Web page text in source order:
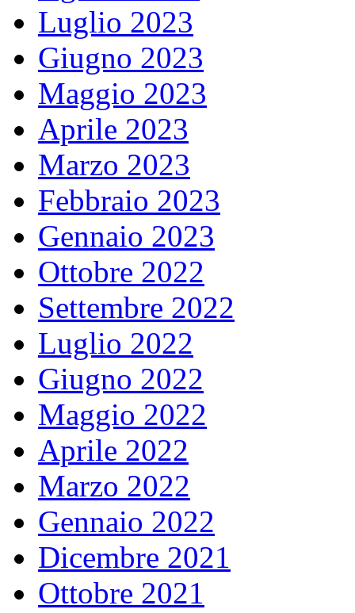
Luglio 2023
Giugno 2023
Maggio 2023
Aprile 2023
Marzo 2023
Febbraio 2023
Gennaio 2023
Ottobre 2022
Settembre 2022
Luglio 2022
Giugno 2022
Maggio 2022
Aprile 2022
Marzo 2022
Gennaio 2022
Dicembre 2021
Ottobre 2021